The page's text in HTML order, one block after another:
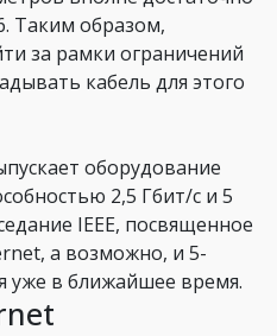
Таким образом,
за рамки ограничений
кабель для этого
оборудование
2,5 Гбит/с и 5
IEEE, посвященное
а возможно, и 5-
уже в ближайшее время.